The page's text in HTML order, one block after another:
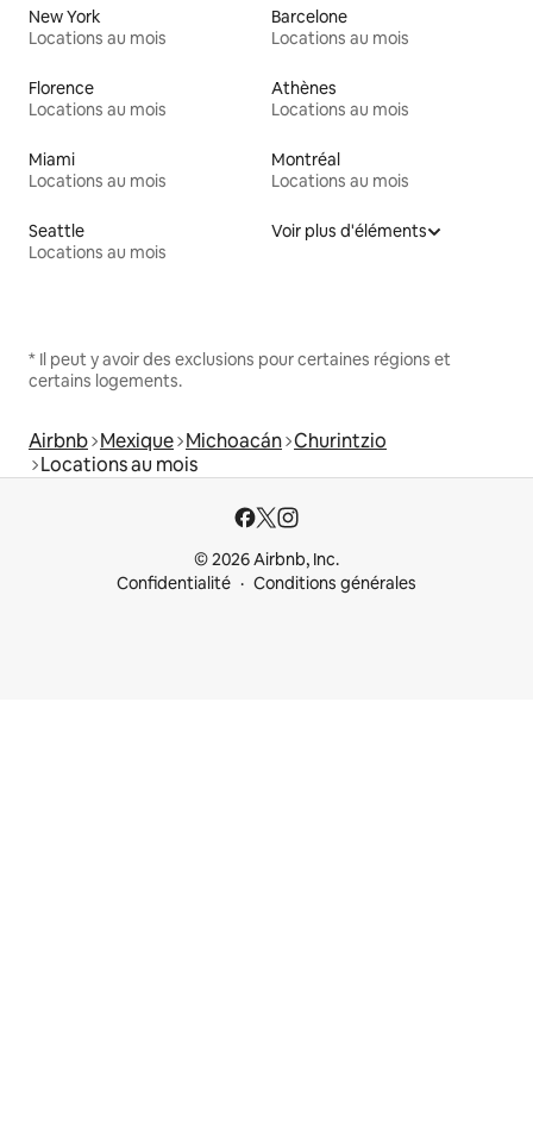
New York
Locations au mois
Barcelone
Locations au mois
Florence
Locations au mois
Athènes
Locations au mois
Miami
Locations au mois
Montréal
Locations au mois
Seattle
Locations au mois
Voir plus d'éléments
* Il peut y avoir des exclusions pour certaines régions et
certains logements.
Airbnb Mexique Michoacán Churintzio
Locations au mois
© 2026 Airbnb, Inc.
Confidentialité
Conditions générales